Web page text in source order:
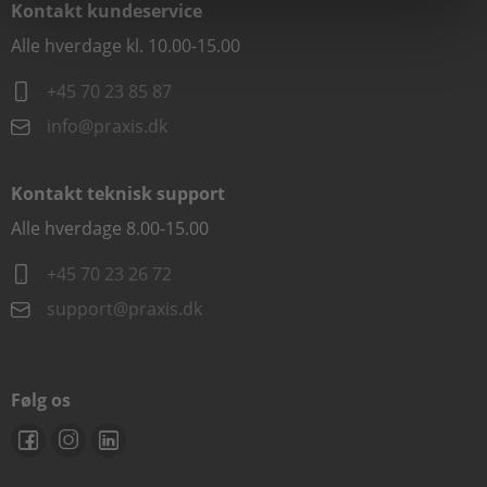
Kontakt kundeservice
Alle hverdage kl. 10.00-15.00
+45 70 23 85 87
info@praxis.dk
Kontakt teknisk support
Alle hverdage 8.00-15.00
+45 70 23 26 72
support@praxis.dk
Følg os